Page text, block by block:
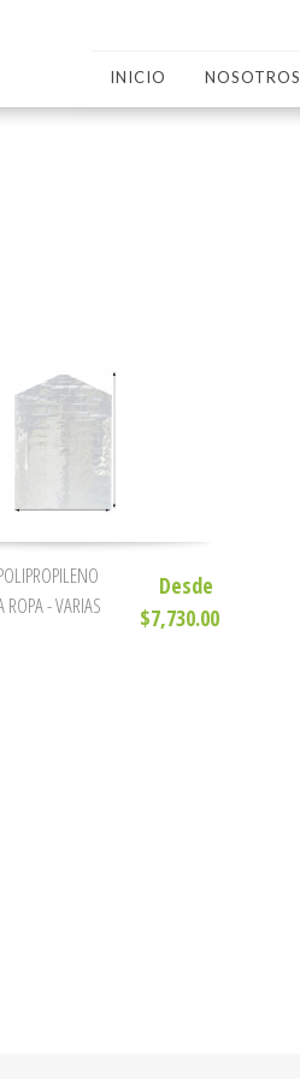
INICIO NOSOTROS
ROPA - VARIAS
Desde
$7,730.00